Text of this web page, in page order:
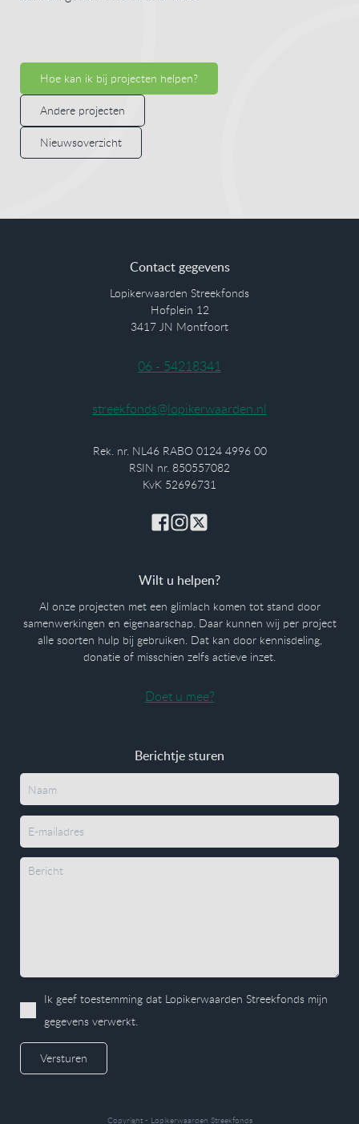
Hoe kan ik bij projecten helpen?
Andere projecten
Nieuwsoverzicht
Contact gegevens
Lopikerwaarden Streekfonds
Hofplein 12
3417 JN Montfoort
06 - 54218341
streekfonds@lopikerwaarden.nl
Rek. nr. NL46 RABO 0124 4996 00
RSIN nr. 850557082
KvK 52696731
Berichtje sturen
Ik geef toestemming dat Lopikerwaarden Streekfonds mijn
gegevens verwerkt.
Versturen
Wilt u helpen?
Al onze projecten met een glimlach komen tot stand door
samenwerkingen en eigenaarschap. Daar kunnen wij per project
alle soorten hulp bij gebruiken. Dat kan door kennisdeling,
donatie of misschien zelfs actieve inzet.
Doet u mee?
Copyright - Lopikerwaarden Streekfonds